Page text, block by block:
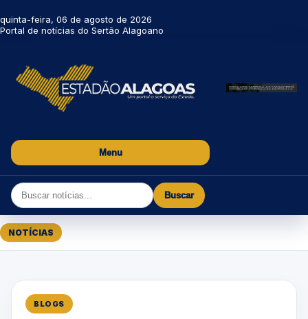
quinta-feira, 06 de agosto de 2026
Portal de notícias do Sertão Alagoano
Menu
Buscar
NOTÍCIAS
BLOGS